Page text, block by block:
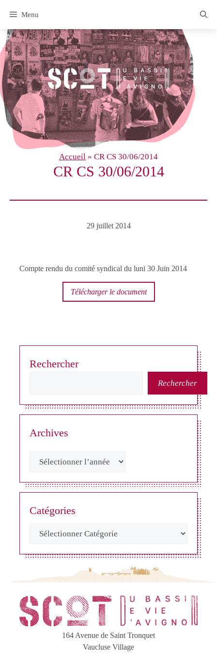
contenu
Menu
Accueil » CR CS 30/06/2014
CR CS 30/06/2014
29 juillet 2014
Compte rendu du comité syndical du luni 30 Juin 2014
Télécharger le document
Rechercher
Rechercher
Archives
Catégories
164 Avenue de Saint Tronquet
Vaucluse Village